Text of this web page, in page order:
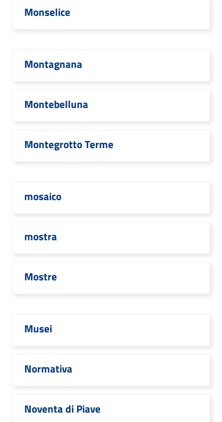
Monselice
Montagnana
Montebelluna
Montegrotto Terme
mosaico
mostra
Mostre
Musei
Normativa
Noventa di Piave